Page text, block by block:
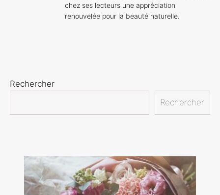
chez ses lecteurs une appréciation
renouvelée pour la beauté naturelle.
Rechercher
Rechercher